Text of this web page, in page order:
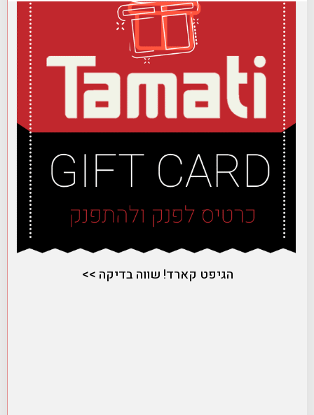
הגיפט קארד! שווה בדיקה >>